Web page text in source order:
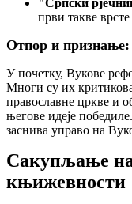
први такве
Отпор и признање:
У почетку, Вукове
Многи су их
православне цркве и
његове идеје
заснива управо на
Сакупљање
књижевности